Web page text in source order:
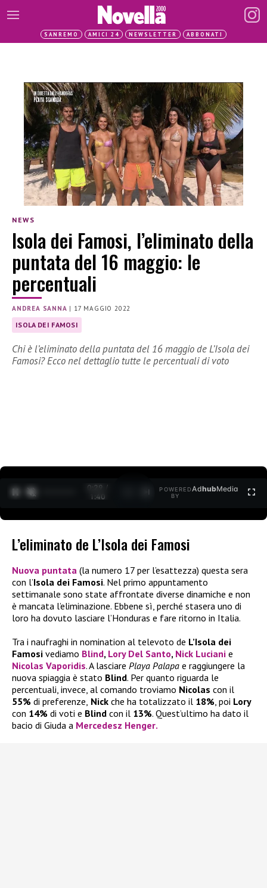
SANREMO AMICI 24 NEWSLETTER ABBONATI
NEWS
Isola dei Famosi, l’eliminato della
puntata del 16 maggio: le
percentuali
ANDREA SANNA | 17 MAGGIO 2022
ISOLA DEI FAMOSI
Chi è l’eliminato della puntata del 16 maggio de L’Isola dei
Famosi? Ecco nel dettaglio tutte le percentuali di voto
0:31 /
1:40
POWERED
BY
AdhubMedia
L’eliminato de L’Isola dei Famosi
Nuova puntata (la numero 17 per l’esattezza) questa sera
con l’Isola dei Famosi. Nel primo appuntamento
settimanale sono state affrontate diverse dinamiche e non
è mancata l’eliminazione. Ebbene sì, perché stasera uno di
loro ha dovuto lasciare l’Honduras e fare ritorno in Italia.
Tra i naufraghi in nomination al televoto de L’Isola dei
Famosi vediamo Blind, Lory Del Santo, Nick Luciani e
Nicolas Vaporidis. A lasciare Playa Palapa e raggiungere la
nuova spiaggia è stato Blind. Per quanto riguarda le
percentuali, invece, al comando troviamo Nicolas con il
55% di preferenze, Nick che ha totalizzato il 18%, poi Lory
con 14% di voti e Blind con il 13%. Quest’ultimo ha dato il
bacio di Giuda a Mercedesz Henger.